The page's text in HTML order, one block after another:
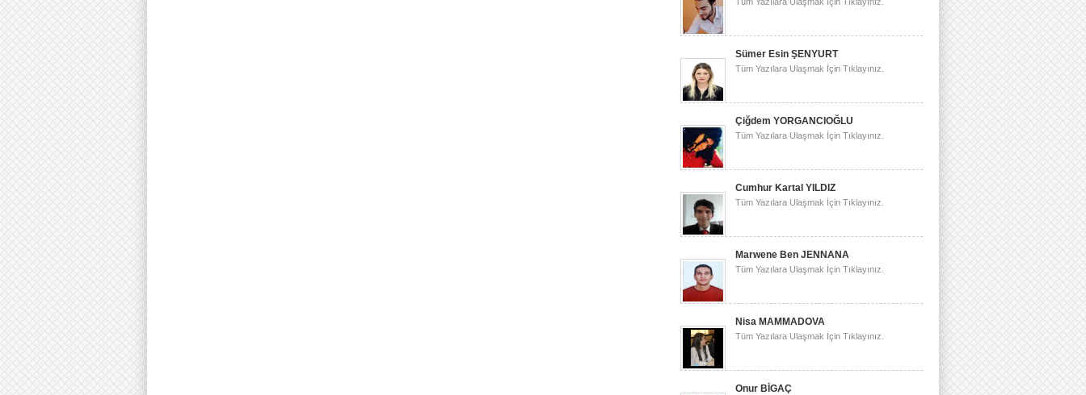
Sümer Esin ŞENYURT
Tüm Yazılara Ulaşmak İçin Tıklayınız.
Çiğdem YORGANCIOĞLU
Tüm Yazılara Ulaşmak İçin Tıklayınız.
Cumhur Kartal YILDIZ
Tüm Yazılara Ulaşmak İçin Tıklayınız.
Marwene Ben JENNANA
Tüm Yazılara Ulaşmak İçin Tıklayınız.
Nisa MAMMADOVA
Tüm Yazılara Ulaşmak İçin Tıklayınız.
Onur BİGAÇ